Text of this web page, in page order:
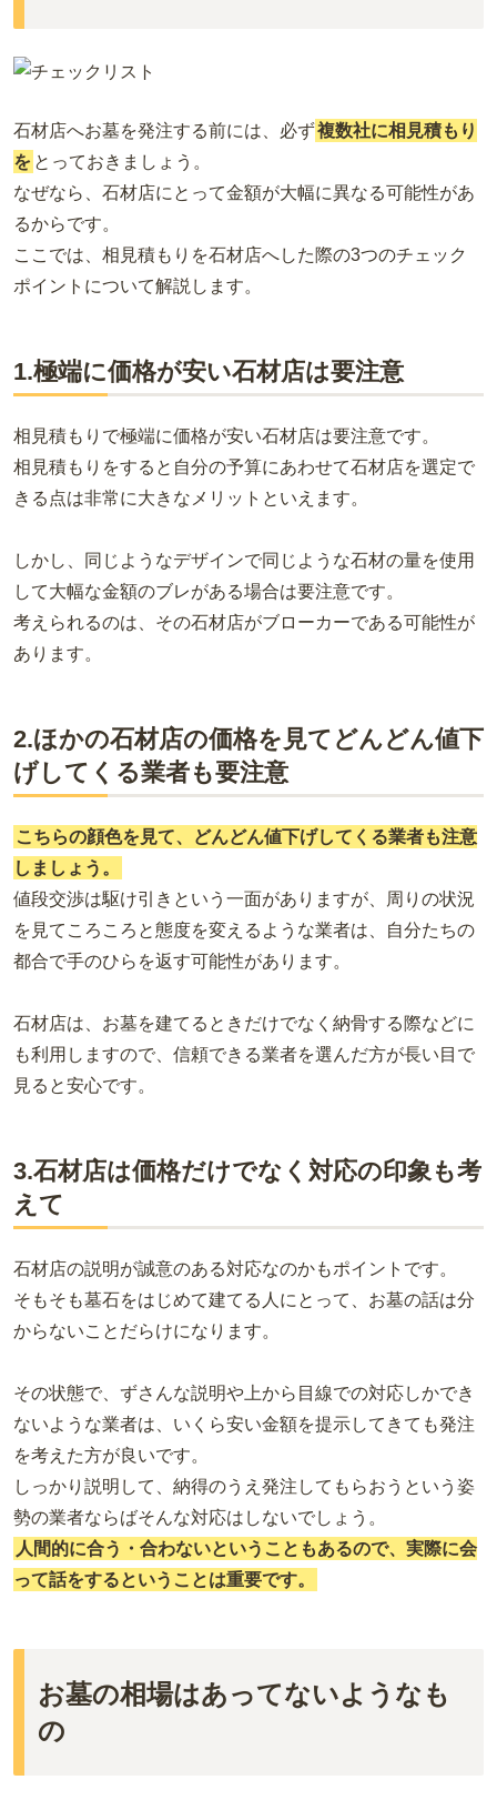
石材店へお墓を発注する前には、必ず複数社に相見積もり
を とっておきましょう。
なぜなら、石材店にとって金額が大幅に異なる可能性があ
るからです。
ここでは、相見積もりを石材店へした際の3つのチェック
ポイントについて解説します。
1.極端に価格が安い石材店は要注意
相見積もりで極端に価格が安い石材店は要注意です。
相見積もりをすると自分の予算にあわせて石材店を選定で
きる点は非常に大きなメリットといえます。
しかし、同じようなデザインで同じような石材の量を使用
して大幅な金額のブレがある場合は要注意です。
考えられるのは、その石材店がブローカーである可能性が
あります。
2.ほかの石材店の価格を見てどんどん値下
げしてくる業者も要注意
こちらの顔色を見て、どんどん値下げしてくる業者も注意
しましょう。
値段交渉は駆け引きという一面がありますが、周りの状況
を見てころころと態度を変えるような業者は、自分たちの
都合で手のひらを返す可能性があります。
石材店は、お墓を建てるときだけでなく納骨する際などに
も利用しますので、信頼できる業者を選んだ方が長い目で
見ると安心です。
3.石材店は価格だけでなく対応の印象も考
えて
石材店の説明が誠意のある対応なのかもポイントです。
そもそも墓石をはじめて建てる人にとって、お墓の話は分
からないことだらけになります。
その状態で、ずさんな説明や上から目線での対応しかでき
ないような業者は、いくら安い金額を提示してきても発注
を考えた方が良いです。
しっかり説明して、納得のうえ発注してもらおうという姿
勢の業者ならばそんな対応はしないでしょう。
人間的に合う・合わないということもあるので、実際に会
って話をするということは重要です。
お墓の相場はあってないようなも
の